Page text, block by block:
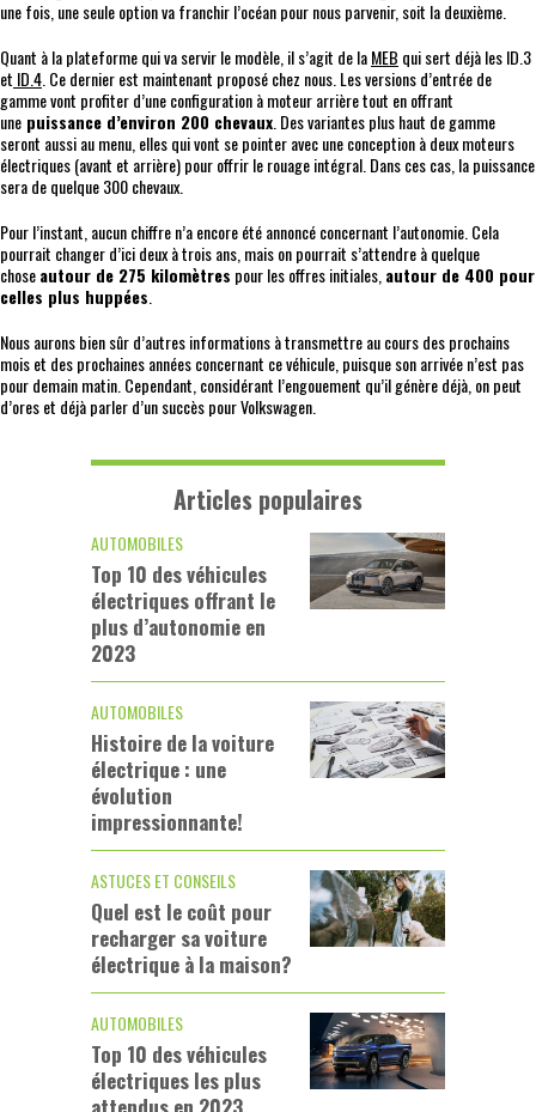
une fois, une seule option va franchir l’océan pour nous parvenir, soit la deuxième.
Quant à la plateforme qui va servir le modèle, il s’agit de laMEB qui sert déjà les ID.3
et ID.4 . Ce dernier est maintenant proposé chez nous. Les versions d’entrée de
gamme vont profiter d’une configuration à moteur arrière tout en offrant
une puissance d’environ 200 chevaux . Des variantes plus haut de gamme
seront aussi au menu, elles qui vont se pointer avec une conception à deux moteurs
électriques (avant et arrière) pour offrir le rouage intégral. Dans ces cas, la puissance
sera de quelque 300 chevaux.
Pour l’instant, aucun chiffre n’a encore été annoncé concernant l’autonomie. Cela
pourrait changer d’ici deux à trois ans, mais on pourrait s’attendre à quelque
choseautour de 275 kilomètres pour les offres initiales, autour de 400 pour
celles plus huppées
Nous aurons bien sûr d’autres informations à transmettre au cours des prochains
mois et des prochaines années concernant ce véhicule, puisque son arrivée n’est pas
pour demain matin. Cependant, considérant l’engouement qu’il génère déjà, on peut
d’ores et déjà parler d’un succès pour Volkswagen.
Articles populaires
AUTOMOBILES
Top 10 des véhicules
électriques offrant le
plus d’autonomie en
2023
AUTOMOBILES
Histoire de la voiture
électrique : une
évolution
impressionnante!
ASTUCES ET CONSEILS
Quel est le coût pour
recharger sa voiture
électrique à la maison?
AUTOMOBILES
Top 10 des véhicules
électriques les plus